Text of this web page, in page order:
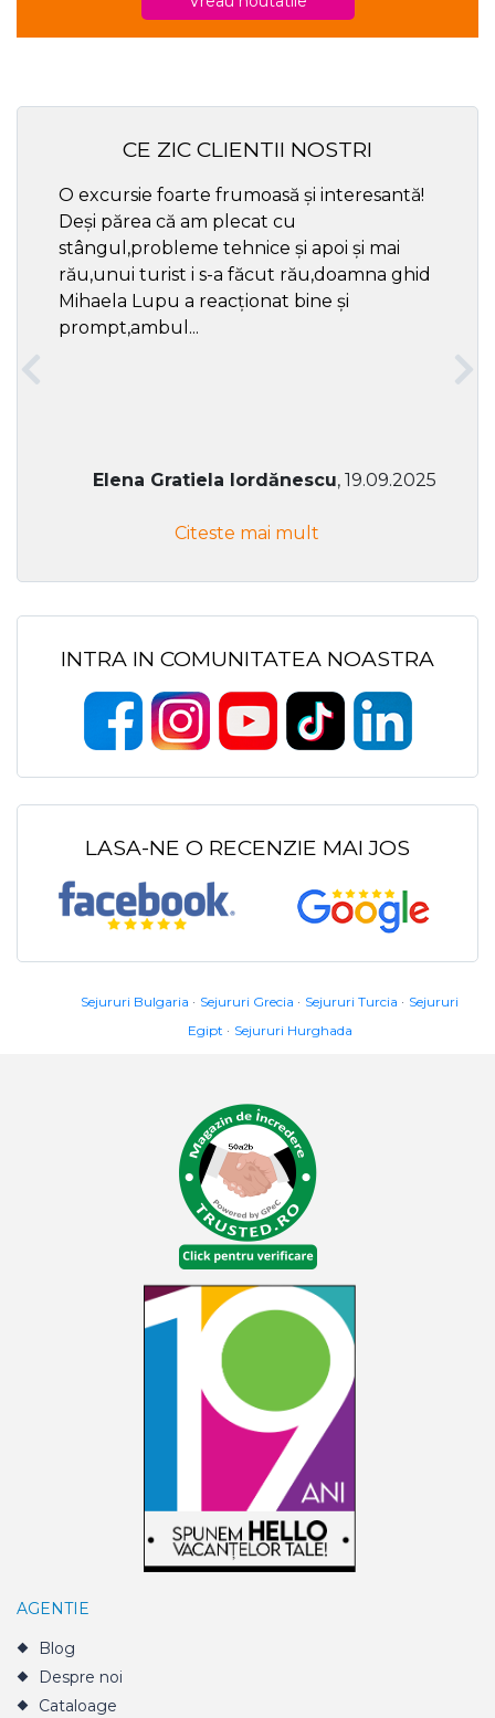
CE ZIC CLIENTII NOSTRI
O excursie foarte frumoasă și interesantă!
Deși părea că am plecat cu
stângul,probleme tehnice și apoi și mai
rău,unui turist i s-a făcut rău,doamna ghid
Mihaela Lupu a reacționat bine și
prompt,ambul...
Elena Gratiela Iordănescu, 19.09.2025
Citeste mai mult
INTRA IN COMUNITATEA NOASTRA
LASA-NE O RECENZIE MAI JOS
Sejururi Bulgaria Sejururi Grecia Sejururi Turcia
Sejururi
Egipt
Sejururi Hurghada
AGENTIE
Blog
Despre noi
Cataloage